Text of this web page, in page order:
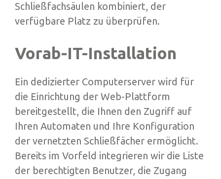
Schließfachsäulen kombiniert, der
verfügbare Platz zu überprüfen.
Vorab-IT-Installation
Ein dedizierter Computerserver wird für
die Einrichtung der Web-Plattform
bereitgestellt, die Ihnen den Zugriff auf
Ihren Automaten und Ihre Konfiguration
der vernetzten Schließfächer ermöglicht.
Bereits im Vorfeld integrieren wir die Liste
der berechtigten Benutzer, die Zugang